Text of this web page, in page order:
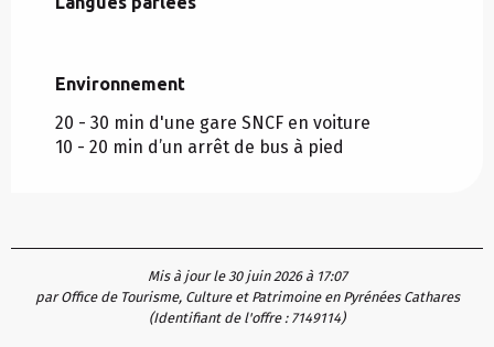
Environnement
Environnement
20 - 30 min d'une gare SNCF en voiture
10 - 20 min d’un arrêt de bus à pied
Mis à jour le 30 juin 2026 à 17:07
par Office de Tourisme, Culture et Patrimoine en Pyrénées Cathares
(Identifiant de l'offre : 7149114)